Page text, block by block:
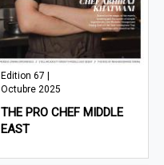
Edition 67 |
Octubre 2025
THE PRO CHEF MIDDLE
EAST